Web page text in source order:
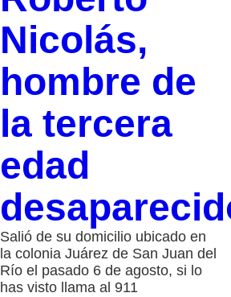
Nicolás,
hombre de
la tercera
edad
Salió de su domicilio ubicado en
la colonia Juárez de San Juan del
Río el pasado 6 de agosto, si lo
has visto llama al 911